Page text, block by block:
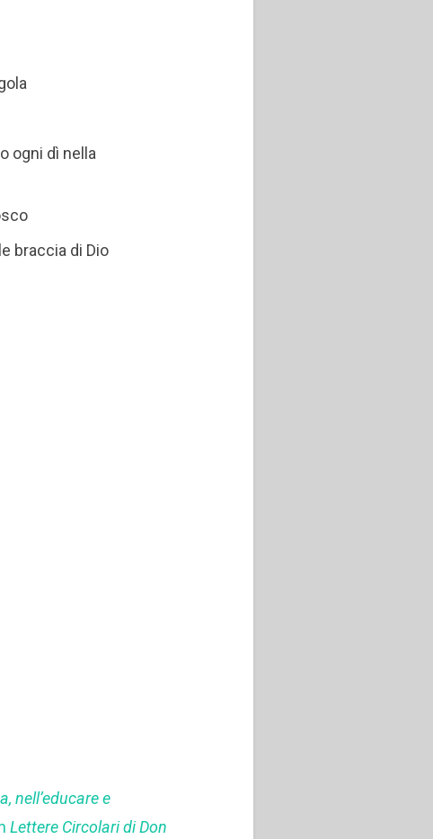
ogni dì nella
braccia di Dio
nell’educare e
Lettere Circolari di Don